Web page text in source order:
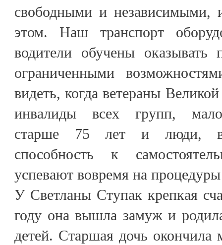
свободными и
этом. Наш транспорт
водители обучены
ограниченными
видеть, когда ветераны
инвалиды всех групп,
старше 75 лет и люди,
способность к
успевают вовремя на
У Светланы Ступак крепкая
году она вышла замуж и
детей. Старшая дочь окончила